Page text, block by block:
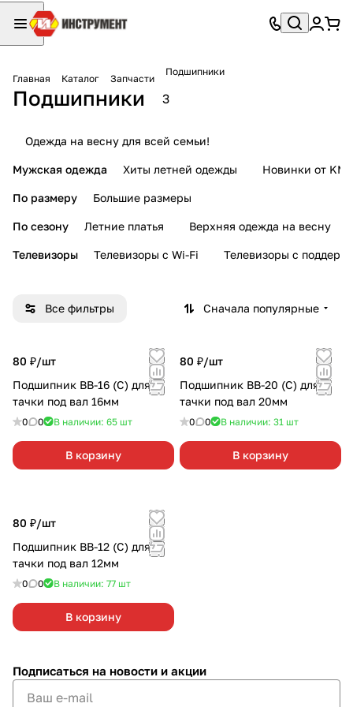
Главная Каталог Запчасти
Подшипники
Подшипники 3
Одежда на весну для всей семьи!
Мужская одежда Хиты летней одежды Новинки от KMI
По размеру Большие размеры
По сезону Летние платья Верхняя одежда на весну
Телевизоры Телевизоры с Wi-Fi Телевизоры с
Все фильтры Сначала популярные
80 ₽/шт
Подшипник ВВ-16 (С) для
тачки под вал 16мм
0 0 В наличии: 65 шт
В корзину
80 ₽/шт
Подшипник ВВ-20 (С) для
тачки под вал 20мм
0 0 В наличии: 31 шт
В корзину
80 ₽/шт
Подшипник ВВ-12 (С) для
тачки под вал 12мм
0 0 В наличии: 77 шт
В корзину
Подписаться на новости и акции